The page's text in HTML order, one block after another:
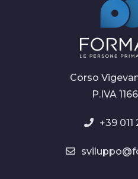
Corso
P.IVA
+39